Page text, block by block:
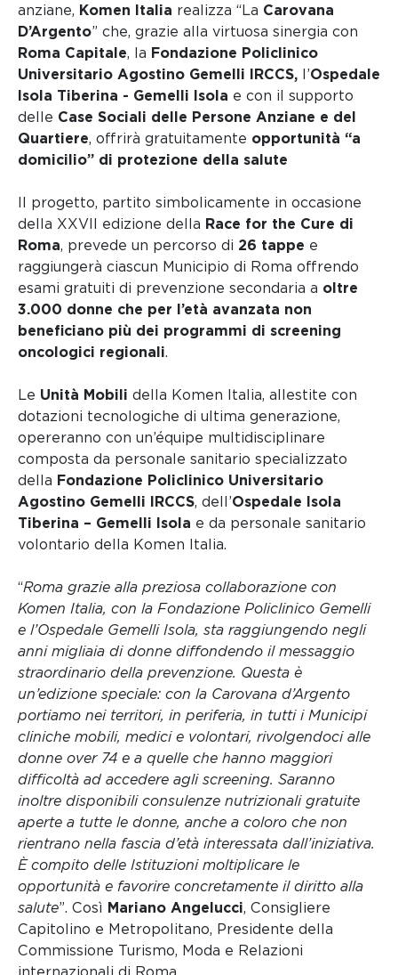
anziane, Komen Italia realizza “La Carovana
D’Argento” che, grazie alla virtuosa sinergia con
Roma Capitale, la Fondazione Policlinico
Universitario Agostino Gemelli IRCCS, l’Ospedale
Isola Tiberina - Gemelli Isola e con il supporto
delle Case Sociali delle Persone Anziane e del
Quartiere, offrirà gratuitamente opportunità “a
domicilio” di protezione della salute
Il progetto, partito simbolicamente in occasione
della XXVII edizione della Race for the Cure di
Roma, prevede un percorso di 26 tappe e
raggiungerà ciascun Municipio di Roma offrendo
esami gratuiti di prevenzione secondaria a oltre
3.000 donne che per l’età avanzata non
beneficiano più dei programmi di screening
oncologici regionali.
Le Unità Mobili della Komen Italia, allestite con
dotazioni tecnologiche di ultima generazione,
opereranno con un’équipe multidisciplinare
composta da personale sanitario specializzato
della Fondazione Policlinico Universitario
Agostino Gemelli IRCCS, dell’Ospedale Isola
Tiberina – Gemelli Isola e da personale sanitario
volontario della Komen Italia.
“Roma grazie alla preziosa collaborazione con
Komen Italia, con la Fondazione Policlinico Gemelli
e l’Ospedale Gemelli Isola, sta raggiungendo negli
anni migliaia di donne diffondendo il messaggio
straordinario della prevenzione. Questa è
un’edizione speciale: con la Carovana d’Argento
portiamo nei territori, in periferia, in tutti i Municipi
cliniche mobili, medici e volontari, rivolgendoci alle
donne over 74 e a quelle che hanno maggiori
difficoltà ad accedere agli screening. Saranno
inoltre disponibili consulenze nutrizionali gratuite
aperte a tutte le donne, anche a coloro che non
rientrano nella fascia d’età interessata dall’iniziativa.
È compito delle Istituzioni moltiplicare le
opportunità e favorire concretamente il diritto alla
salute”. Così Mariano Angelucci, Consigliere
Capitolino e Metropolitano, Presidente della
Commissione Turismo, Moda e Relazioni